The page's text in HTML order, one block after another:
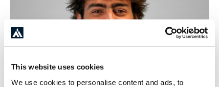
This website uses cookies
We use cookies to personalise content and ads, to